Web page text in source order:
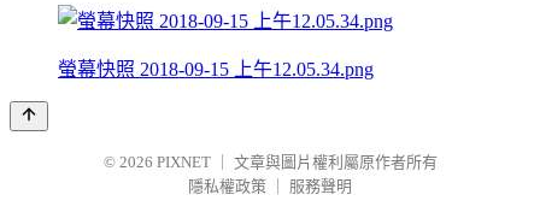
螢幕快照 2018-09-15 上午12.05.34.png
© 2026 PIXNET
文章與圖片權利屬原作者所有
隱私權政策
服務聲明